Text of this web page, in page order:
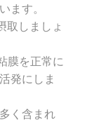
ます。
取しましょ
膜を正常に
発にしま
く含まれ